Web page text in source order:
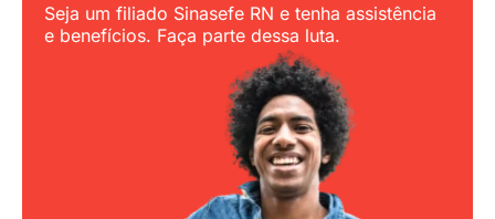
Seja um filiado Sinasefe RN e tenha assistência
e benefícios. Faça parte dessa luta.